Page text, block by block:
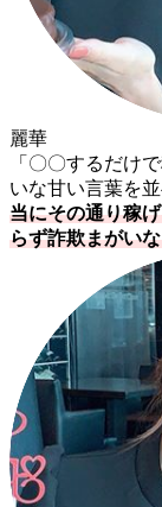
麗華
「〇〇するだけ
いな甘い言葉を
当にその通り稼
らず詐欺まがい